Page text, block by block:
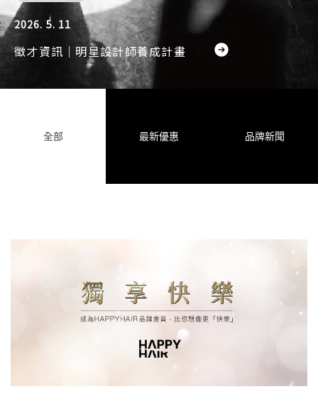
2026. 5. 11
徵才資訊｜明星設計師養成計畫
全部 最新優惠 品牌新聞